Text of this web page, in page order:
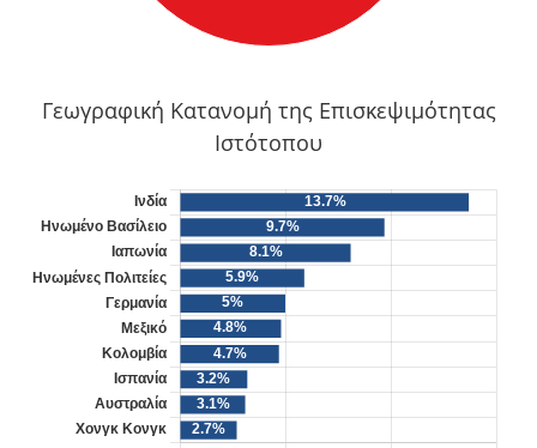
Γεωγραφική Κατανομή της Επισκεψιμότητας
Ιστότοπου